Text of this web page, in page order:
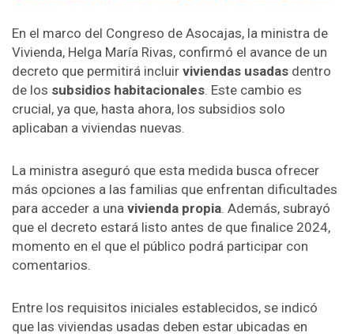
En el marco del Congreso de Asocajas, la ministra de
Vivienda, Helga María Rivas, confirmó el avance de un
decreto que permitirá incluir viviendas usadas dentro
de los subsidios habitacionales. Este cambio es
crucial, ya que, hasta ahora, los subsidios solo
aplicaban a viviendas nuevas.
La ministra aseguró que esta medida busca ofrecer
más opciones a las familias que enfrentan dificultades
para acceder a una vivienda propia. Además, subrayó
que el decreto estará listo antes de que finalice 2024,
momento en el que el público podrá participar con
comentarios.
Entre los requisitos iniciales establecidos, se indicó
que las viviendas usadas deben estar ubicadas en